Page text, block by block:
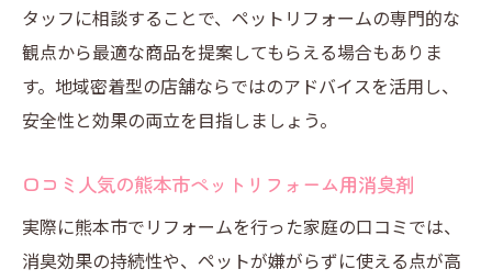
タッフに相談することで、ペットリフォームの専門的な
観点から最適な商品を提案してもらえる場合もありま
す。地域密着型の店舗ならではのアドバイスを活用し、
安全性と効果の両立を目指しましょう。
口コミ人気の熊本市ペットリフォーム用消臭剤
実際に熊本市でリフォームを行った家庭の口コミでは、
消臭効果の持続性や、ペットが嫌がらずに使える点が高